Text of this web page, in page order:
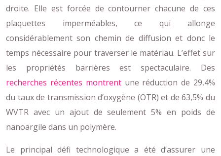
droite. Elle est forcée de contourner chacune de ces
plaquettes imperméables, ce qui allonge
considérablement son chemin de diffusion et donc le
temps nécessaire pour traverser le matériau. L’effet sur
les propriétés barrières est spectaculaire. Des
recherches récentes montrentune réduction de 29,4%
du taux de transmission d’oxygène (OTR) et de 63,5% du
WVTR avec un ajout de seulement 5% en poids de
nanoargile dans un polymère.
Le principal défi technologique a été d’assurer une